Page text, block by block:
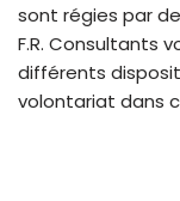
sont régies par
F.R. Consultants
différents
volontariat dans